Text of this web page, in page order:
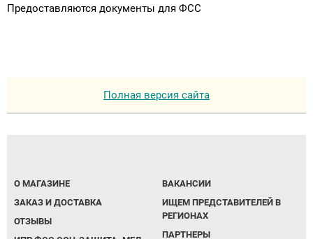
Предоставляются документы для ФСС
Полная версия сайта
О МАГАЗИНЕ
ЗАКАЗ И ДОСТАВКА
ОТЗЫВЫ
ВАКАНСИИ
ИЩЕМ ПРЕДСТАВИТЕЛЕЙ В
РЕГИОНАХ
ПАРТНЕРЫ